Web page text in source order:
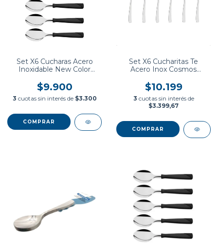
Set X6 Cucharas Acero
Inoxidable New Color
$9.900
3 cuotas sin interés de $3.300
Set X6 Cucharitas Te
Acero Inox Cosmos
$10.199
3 cuotas sin interés de
$3.399,67